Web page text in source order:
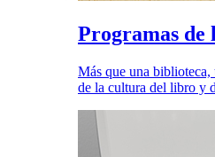
Programas de
Más que una
de la cultura del libro y